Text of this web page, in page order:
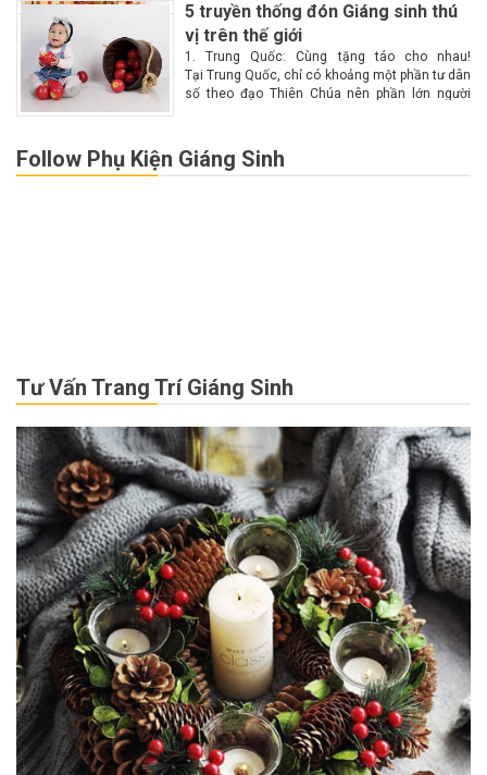
5 truyền thống đón Giáng sinh thú
vị trên thế giới
1. Trung Quốc: Cùng tặng táo cho nhau!
Tại Trung Quốc, chỉ có khoảng một phần tư dân
số theo đạo Thiên Chúa nên phần lớn người
Follow Phụ Kiện Giáng Sinh
Tư Vấn Trang Trí Giáng Sinh